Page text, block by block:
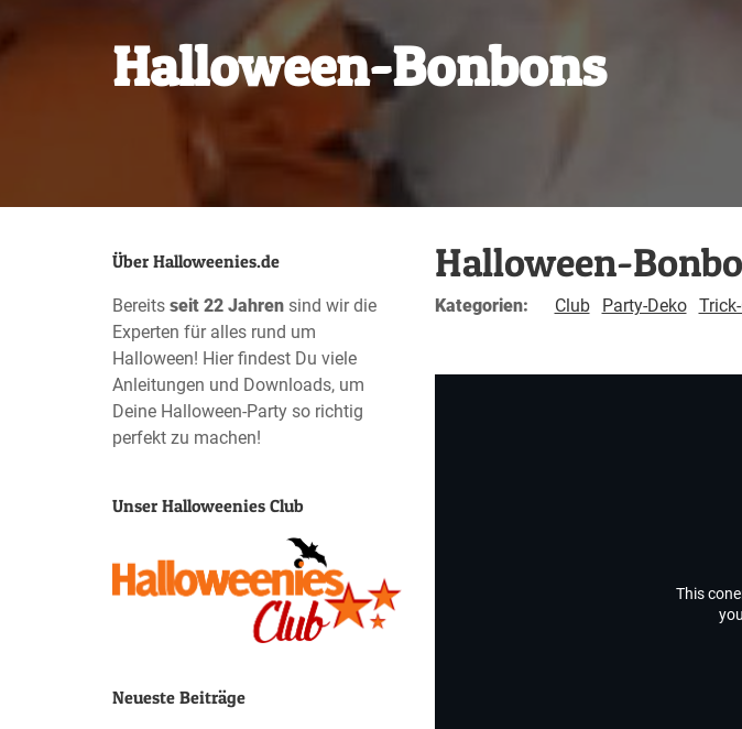
Halloween-Bonbons
Über Halloweenies.de
Bereits seit 22 Jahren sind wir die
Experten für alles rund um
Halloween! Hier findest Du viele
Anleitungen und Downloads, um
Deine Halloween-Party so richtig
perfekt zu machen!
Unser Halloweenies Club
Neueste Beiträge
Halloween-
Kategorien: Club Party-Deko
This